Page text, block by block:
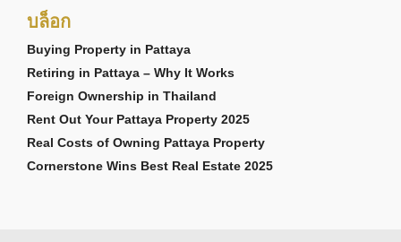
บล็อก
Buying Property in Pattaya
Retiring in Pattaya – Why It Works
Foreign Ownership in Thailand
Rent Out Your Pattaya Property 2025
Real Costs of Owning Pattaya Property
Cornerstone Wins Best Real Estate 2025